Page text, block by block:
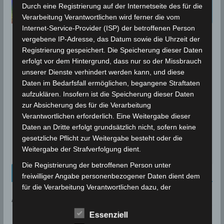
BEBEN 2021
12 Jan 2021: Erdbeben im
Gouvernorat Zaghouan [M2.94]
12. Januar 2021 Wettermann
3668 Views
Erdbeben,Hammam Zriba,INM,Zaghouan
Die Erdbeben-Überwachungsstationen des
Nationalen Instituts für Meteorologie (INM) haben am
Dienstag, den 12 Jan 2021 um 00.36 Uhr lokaler Zeit
Kalenderblatt Neu
AN DIESEM TAG:
Durch eine Registrierung auf der Internetseite des für die
Verarbeitung Verantwortlichen wird ferner die vom
Internet-Service-Provider (ISP) der betroffenen Person
vergebene IP-Adresse, das Datum sowie die Uhrzeit der
Registrierung gespeichert. Die Speicherung dieser Daten
erfolgt vor dem Hintergrund, dass nur so der Missbrauch
unserer Dienste verhindert werden kann, und diese
Daten im Bedarfsfall ermöglichen, begangene Straftaten
aufzuklären. Insofern ist die Speicherung dieser Daten
zur Absicherung des für die Verarbeitung
Verantwortlichen erforderlich. Eine Weitergabe dieser
Daten an Dritte erfolgt grundsätzlich nicht, sofern keine
gesetzliche Pflicht zur Weitergabe besteht oder die
Weitergabe der Strafverfolgung dient.
Die Registrierung der betroffenen Person unter
freiwilliger Angabe personenbezogener Daten dient dem
für die Verarbeitung Verantwortlichen dazu, der
die aufgrund der Natur der Sache nur registrierten
Benutzern angeboten werden können. Registrierten
Essenziell